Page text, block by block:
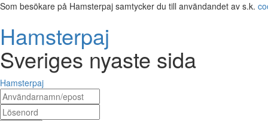
Som besökare på Hamsterpaj samtycker du till användandet av s.k.
Hamsterpaj
Sveriges nyaste sida
Hamsterpaj